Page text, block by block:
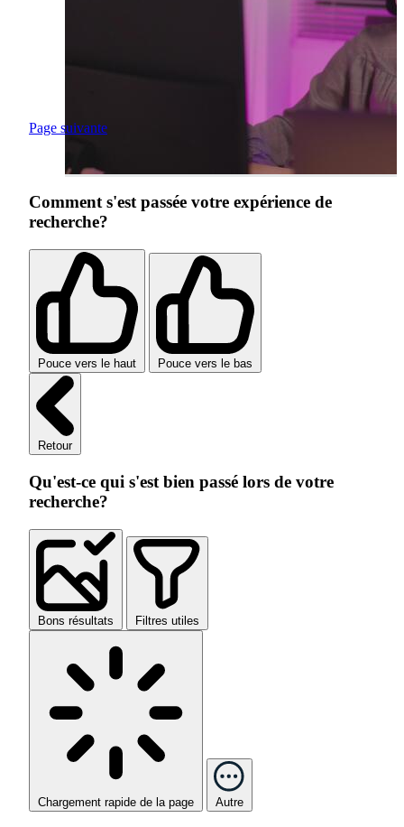
Page suivante
Comment s'est passée votre expérience de
recherche?
Pouce vers le haut Pouce vers le bas
Retour
Qu'est-ce qui s'est bien passé lors de votre
recherche?
Bons résultats Filtres utiles
Chargement rapide de la page Autre